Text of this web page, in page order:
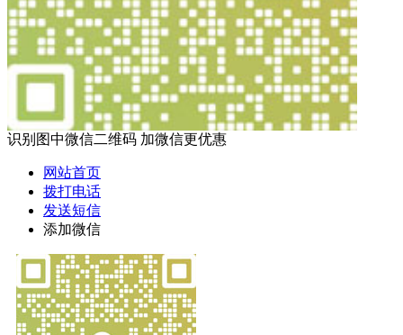
识别图中微信二维码 加微信更优惠
网站首页
拨打电话
发送短信
添加微信